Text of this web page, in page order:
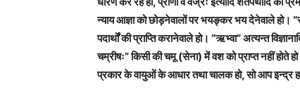
न्याय आज्ञा को छोड़नेवालों पर भयङ्कर भय देनेवाले हो।
पदार्थों की प्राप्ति करानेवाले हो। “ऋभ्वा” अत्यन्त
चम्रीषः” किसी की चमू (सेना) में वश को प्राप्त नहीं
प्रकार के वायुओं के आधार तथा चालक हो, सो आप इन्द्र